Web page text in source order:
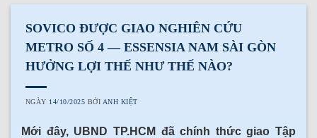
SOVICO ĐƯỢC GIAO NGHIÊN CỨU
METRO SỐ 4 — ESSENSIA NAM SÀI GÒN
HƯỞNG LỢI THẾ NHƯ THẾ NÀO?
NGÀY 14/10/2025 BỞI ANH KIỆT
Mới đây, UBND TP.HCM đã chính thức giao Tập